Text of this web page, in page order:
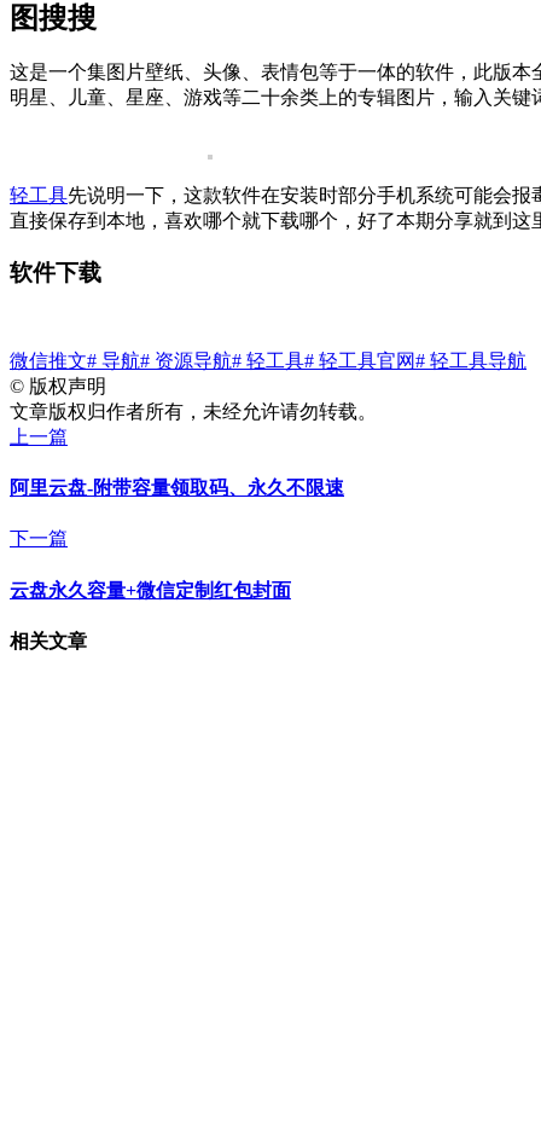
图搜搜
这是一个集图片壁纸、头像、表情包等于一体的软件，此版
明星、儿童、星座、游戏等二十余类上的专辑图片，输入关
轻工具先说明一下，这款软件在安装时部分手机系统可能会报
直接保存到本地，喜欢哪个就下载哪个，好了本期分享就到这
软件下载
微信推文# 导航# 资源导航# 轻工具# 轻工具官网# 轻工具导航
© 版权声明
文章版权归作者所有，未经允许请勿转载。
上一篇
阿里云盘-附带容量领取码、永久不限速
下一篇
云盘永久容量+微信定制红包封面
相关文章